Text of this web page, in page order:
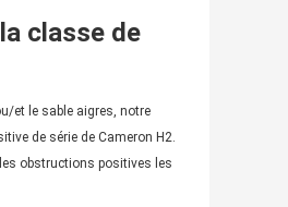
classe de
et le sable aigres, notre
de série de Cameron H2.
obstructions positives les